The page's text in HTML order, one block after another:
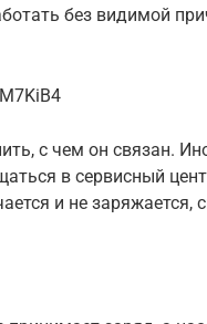
без видимой
с чем он связан.
в сервисный
и не заряжается,